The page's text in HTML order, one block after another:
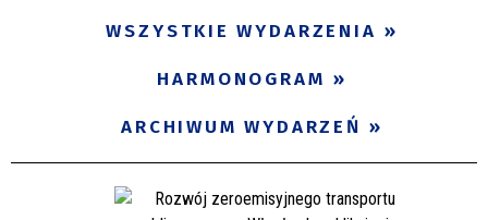
WSZYSTKIE WYDARZENIA
HARMONOGRAM
ARCHIWUM WYDARZEŃ